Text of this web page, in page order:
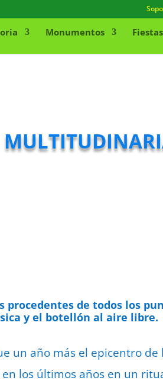
Monumentos Fiestas
procedentes de todos los
y el botellón al aire libre.
un año más el epicentro
los últimos años en un